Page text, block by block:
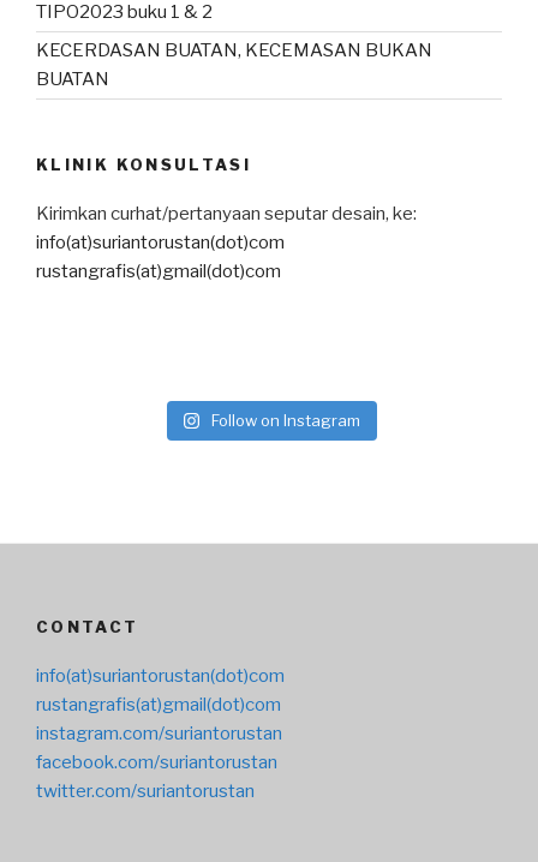
TIPO2023 buku 1 & 2
KECERDASAN BUATAN, KECEMASAN BUKAN
BUATAN
KLINIK KONSULTASI
Kirimkan curhat/pertanyaan seputar desain, ke:
info(at)suriantorustan(dot)com
rustangrafis(at)gmail(dot)com
Follow on Instagram
CONTACT
info(at)suriantorustan(dot)com
rustangrafis(at)gmail(dot)com
instagram.com/suriantorustan
facebook.com/suriantorustan
twitter.com/suriantorustan